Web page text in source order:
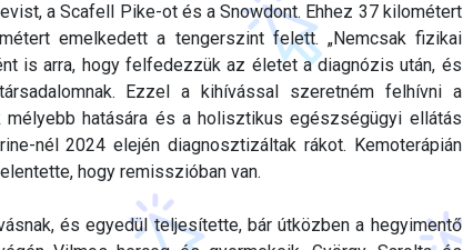
a Scafell Pike-ot és a Snowdont. Ehhez 37 kilométert
emelkedett a tengerszint felett. „Nemcsak fizikai
is arra, hogy felfedezzük az életet a diagnózis után, és
Ezzel a kihívással szeretném felhívni a
hatására és a holisztikus egészségügyi ellátás
nél 2024 elején diagnosztizáltak rákot. Kemoterápián
hogy remisszióban van.
és egyedül teljesítette, bár útközben a hegyimentő